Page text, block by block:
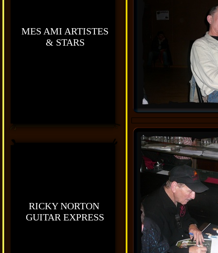
MES AMI ARTISTES
& STARS
RICKY NORTON
GUITAR EXPRESS